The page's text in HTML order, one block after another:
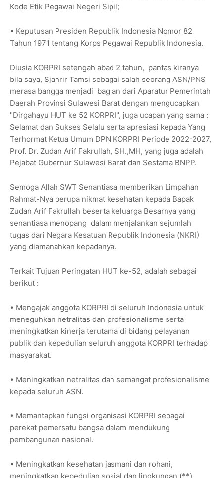
Kode Etik Pegawai Negeri Sipil;
• Keputusan Presiden Republik Indonesia Nomor 82
Tahun 1971 tentang Korps Pegawai Republik Indonesia.
Diusia KORPRI setengah abad 2 tahun, pantas kiranya
bila saya, Sjahrir Tamsi sebagai salah seorang ASN/PNS
merasa bangga menjadi bagian dari Aparatur Pemerintah
Daerah Provinsi Sulawesi Barat dengan mengucapkan
"Dirgahayu HUT ke 52 KORPRI", juga ucapan yang sama :
Selamat dan Sukses Selalu serta apresiasi kepada Yang
Terhormat Ketua Umum DPN KORPRI Periode 2022-2027,
Prof. Dr. Zudan Arif Fakrullah, SH.,MH, yang juga adalah
Pejabat Gubernur Sulawesi Barat dan Sestama BNPP.
Semoga Allah SWT Senantiasa memberikan Limpahan
Rahmat-Nya berupa nikmat kesehatan kepada Bapak
Zudan Arif Fakrullah beserta keluarga Besarnya yang
senantiasa menopang dalam menjalankan sejumlah
tugas dari Negara Kesatuan Republik Indonesia (NKRI)
yang diamanahkan kepadanya.
Terkait Tujuan Peringatan HUT ke-52, adalah sebagai
berikut :
• Mengajak anggota KORPRI di seluruh Indonesia untuk
meneguhkan netralitas dan profesionalisme serta
meningkatkan kinerja terutama di bidang pelayanan
publik dan kepedulian seluruh anggota KORPRI terhadap
masyarakat.
• Meningkatkan netralitas dan semangat profesionalisme
kepada seluruh ASN.
• Memantapkan fungsi organisasi KORPRI sebagai
perekat pemersatu bangsa dalam mendukung
pembangunan nasional.
• Meningkatkan kesehatan jasmani dan rohani,
meningkatkan kepedulian sosial dan lingkungan.(**)